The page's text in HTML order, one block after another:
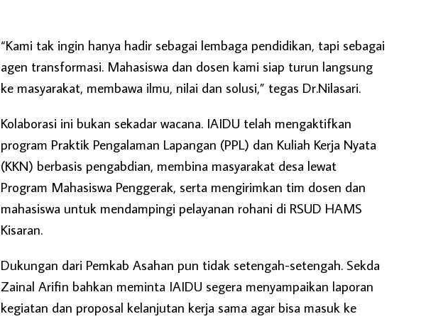
“Kami tak ingin hanya hadir sebagai lembaga pendidikan, tapi sebagai
agen transformasi. Mahasiswa dan dosen kami siap turun langsung
ke masyarakat, membawa ilmu, nilai dan solusi,” tegas Dr.Nilasari.
Kolaborasi ini bukan sekadar wacana. IAIDU telah mengaktifkan
program Praktik Pengalaman Lapangan (PPL) dan Kuliah Kerja Nyata
(KKN) berbasis pengabdian, membina masyarakat desa lewat
Program Mahasiswa Penggerak, serta mengirimkan tim dosen dan
mahasiswa untuk mendampingi pelayanan rohani di RSUD HAMS
Kisaran.
Dukungan dari Pemkab Asahan pun tidak setengah-setengah. Sekda
Zainal Arifin bahkan meminta IAIDU segera menyampaikan laporan
kegiatan dan proposal kelanjutan kerja sama agar bisa masuk ke